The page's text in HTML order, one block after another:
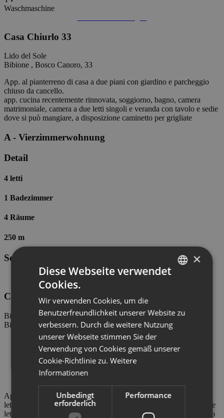
Waschmaschine
Casa Chiurlo 33
Lido del Sole
Bibione , Bosco Canoro, 33
App. al pianterreno di casa a due piani con giardino e parcheggio
chiuso da cancello.
app. cucina recentemente rinnovata, soggiorno, bagno, camera
matrimoniale, camera a due letti singoli e veranda con tavolo e sedie
dove si può mangiare, a disposizione caminetto per grigliate
A - Vierzimmerwohnung
Detail
4 letti
1 Badezimmer
4 Räume
250 m
Service
Informations anfragen
Cond. Giada
Bibione Spiaggia
Bibione , Via Maja , interno 10, 125
Appartamento al primo piano composto da soggiorno con divano
letto e angolo cucina, bagno, camera matrimoniale, camera con due
letti. L'appartamento è dotato di due ampie terrazze e di parcheggio
×
Diese Webseite verwendet
Cookies.
Wir verwenden Cookies, um die
Benutzerfreundlichkeit unserer Website zu
verbessern. Durch die weitere Nutzung
unserer Webseite stimmen Sie der
Verwendung von Cookies gemäß unserer
Cookie-Richtlinie zu. Weitere
Informationen
Unbedingt
erforderlich
Performance